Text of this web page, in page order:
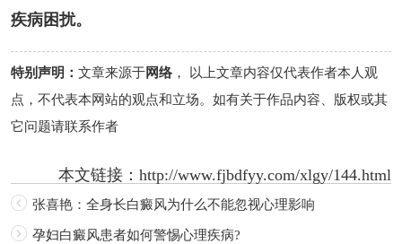
疾病困扰。
特别声明： 文章来源于网络， 以上文章内容仅代表作者本人观
点，不代表本网站的观点和立场。如有关于作品内容、版权或其
它问题请联系作者
本文链接：http://www.fjbdfyy.com/xlgy/144.html
张喜艳：全身长白癜风为什么不能忽视心理影响
孕妇白癜风患者如何警惕心理疾病?